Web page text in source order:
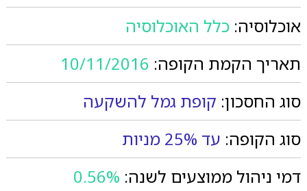
אוכלוסיה: כלל האוכלוסיה
תאריך הקמת הקופה: 10/11/2016
סוג החסכון: קופת גמל להשקעה
סוג הקופה: עד 25% מניות
דמי ניהול ממוצעים לשנה: 0.56%